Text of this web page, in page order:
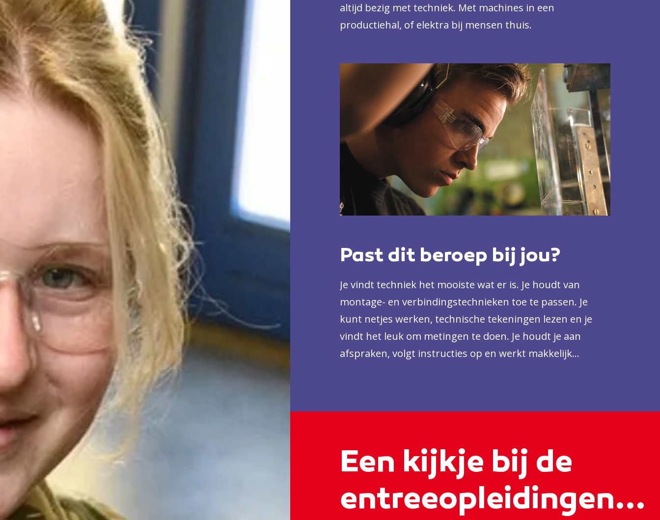
altijd bezig met techniek. Met machines in een
productiehal, of elektra bij mensen thuis.
Past dit beroep bij jou?
Je vindt techniek het mooiste wat er is. Je houdt van
montage- en verbindingstechnieken toe te passen. Je
kunt netjes werken, technische tekeningen lezen en je
vindt het leuk om metingen te doen. Je houdt je aan
afspraken, volgt instructies op en werkt makkelijk
Een kijkje bij de
entreeopleidingen...